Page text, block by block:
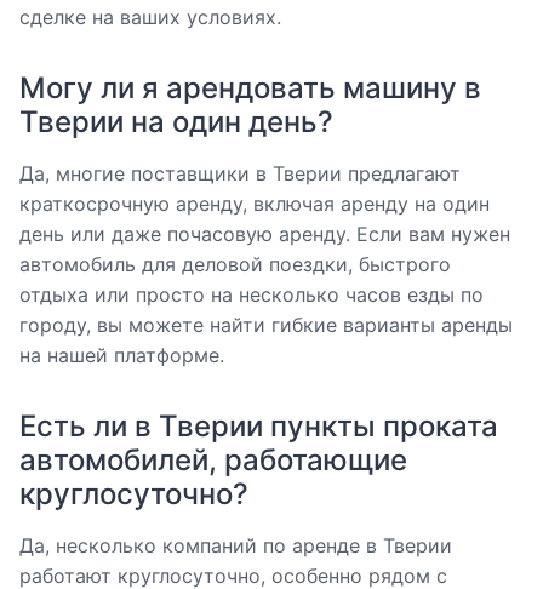
сделке на ваших условиях.
Могу ли я арендовать машину в
Тверии на один день?
Да, многие поставщики в Тверии предлагают
краткосрочную аренду, включая аренду на один
день или даже почасовую аренду. Если вам нужен
автомобиль для деловой поездки, быстрого
отдыха или просто на несколько часов езды по
городу, вы можете найти гибкие варианты аренды
на нашей платформе.
Есть ли в Тверии пункты проката
автомобилей, работающие
круглосуточно?
Да, несколько компаний по аренде в Тверии
работают круглосуточно, особенно рядом с